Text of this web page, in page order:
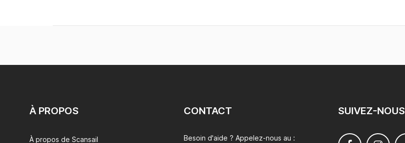
À PROPOS
À propos de Scansail
CONTACT
Besoin d'aide ? Appelez-nous au :
SUIVEZ-NOUS